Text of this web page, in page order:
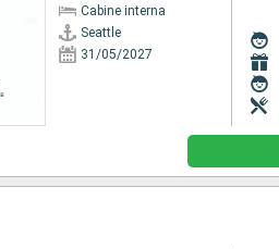
Cabine interna
Seattle
31/05/2027